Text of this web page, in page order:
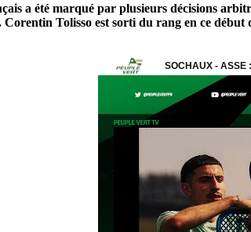
a été marqué par plusieurs décisions
Tolisso est sorti du rang en ce